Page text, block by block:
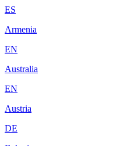
ES
Armenia
EN
Australia
EN
Austria
DE